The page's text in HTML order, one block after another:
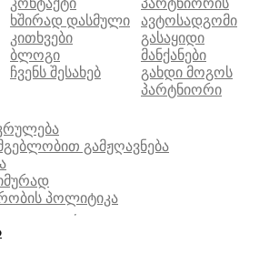
ხშირად დასმული
კითხვები
ბლოგი
ჩვენს შესახებ
ავტოსადგომი
გასაყიდი
მანქანები
გახდი მოგოს
პარტნიორი
გამჟღავნება
პოლიტიკა